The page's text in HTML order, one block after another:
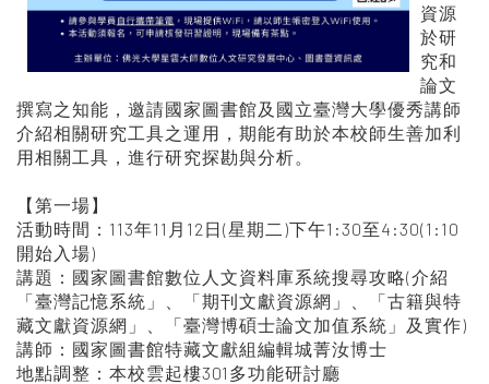
資源
於研
究和
論文
撰寫之知能，邀請國家圖書館及國立臺灣大學優秀講師
介紹相關研究工具之運用，期能有助於本校師生善加利
用相關工具，進行研究探勘與分析。
【第一場】
活動時間：113年11月12日(星期二)下午1:30至4:30(1:10
開始入場)
講題：國家圖書館數位人文資料庫系統搜尋攻略(介紹
「臺灣記憶系統」、「期刊文獻資源網」、「古籍與特
藏文獻資源網」、「臺灣博碩士論文加值系統」及實作)
講師：國家圖書館特藏文獻組編輯城菁汝博士
地點調整：本校雲起樓301多功能研討廳